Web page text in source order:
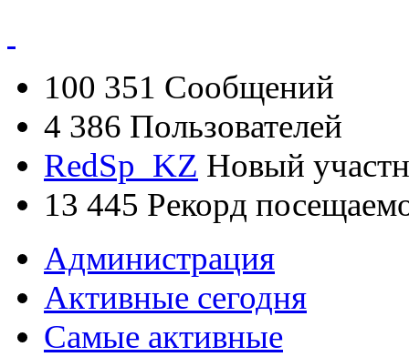
100 351 Сообщений
4 386 Пользователей
RedSp_KZ Новый
13 445 Рекорд
Администрация
Активные сегодня
Самые активные